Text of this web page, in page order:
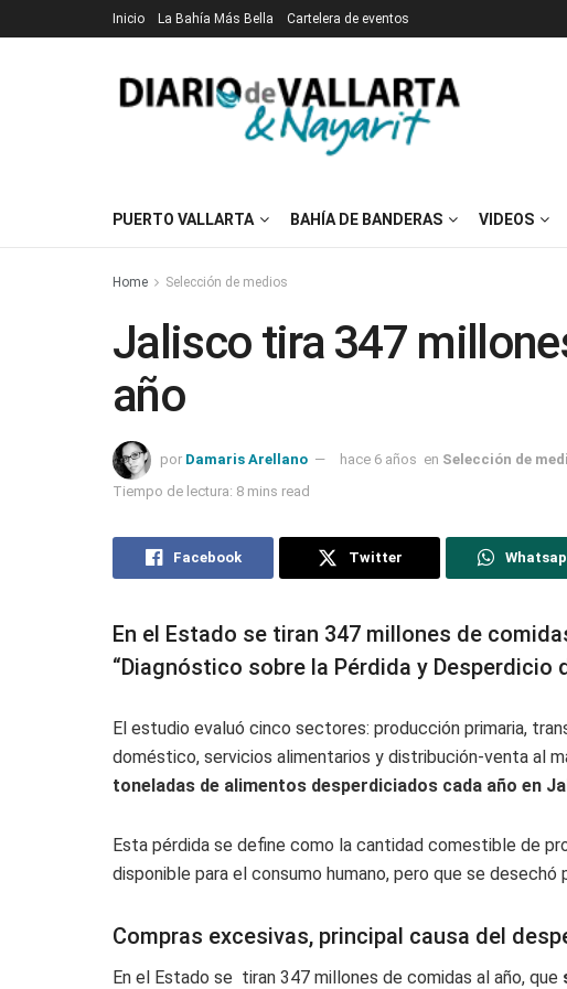
Inicio La Bahía Más Bella Cartelera de eventos
PUERTO VALLARTA BAHÍA DE BANDERAS VIDEOS
Home Selección de medios
Jalisco tira 347
año
por Damaris Arellano hace 6 años en Selección de
Tiempo de lectura: 8 mins read
Facebook Twitter
En el Estado se tiran 347 millones de
“Diagnóstico sobre la Pérdida y Desperdicio
El estudio evaluó cinco sectores: producción primaria,
doméstico, servicios alimentarios y distribución-venta al
toneladas de alimentos desperdiciados cada año en
Esta pérdida se define como la cantidad comestible de
disponible para el consumo humano, pero que se desechó
Compras excesivas, principal causa del
En el Estado se tiran 347 millones de comidas al año, que